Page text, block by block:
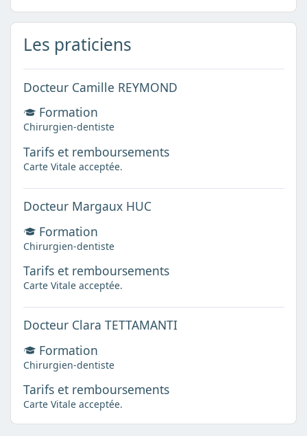
Les praticiens
Docteur Camille REYMOND
Formation
Chirurgien-dentiste
Tarifs et remboursements
Carte Vitale acceptée.
Docteur Margaux HUC
Formation
Chirurgien-dentiste
Tarifs et remboursements
Carte Vitale acceptée.
Docteur Clara TETTAMANTI
Formation
Chirurgien-dentiste
Tarifs et remboursements
Carte Vitale acceptée.